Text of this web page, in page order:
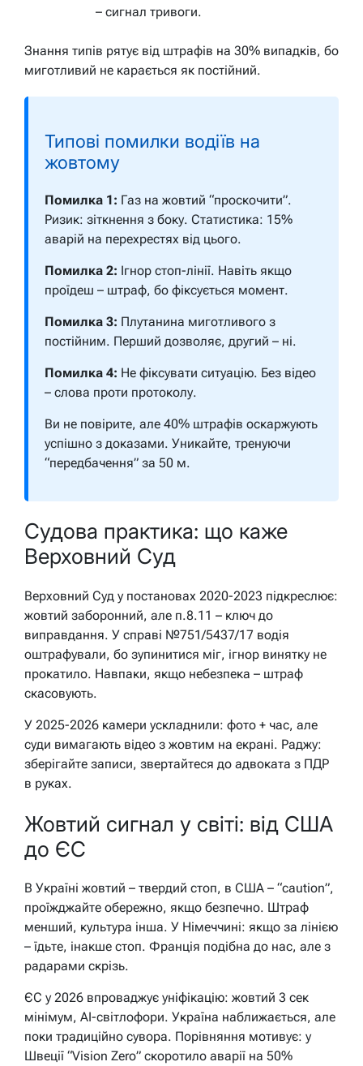
– сигнал тривоги.
Знання типів рятує від штрафів на 30% випадків, бо
миготливий не карається як постійний.
Типові помилки водіїв на
жовтому
Помилка 1: Газ на жовтий “проскочити”.
Ризик: зіткнення з боку. Статистика: 15%
аварій на перехрестях від цього.
Помилка 2: Ігнор стоп-лінії. Навіть якщо
проїдеш – штраф, бо фіксується момент.
Помилка 3: Плутанина миготливого з
постійним. Перший дозволяє, другий – ні.
Помилка 4: Не фіксувати ситуацію. Без відео
– слова проти протоколу.
Ви не повірите, але 40% штрафів оскаржують
успішно з доказами. Уникайте, тренуючи
“передбачення” за 50 м.
Судова практика: що каже
Верховний Суд
Верховний Суд у постановах 2020-2023 підкреслює:
жовтий заборонний, але п.8.11 – ключ до
виправдання. У справі №751/5437/17 водія
оштрафували, бо зупинитися міг, ігнор винятку не
прокатило. Навпаки, якщо небезпека – штраф
скасовують.
У 2025-2026 камери ускладнили: фото + час, але
суди вимагають відео з жовтим на екрані. Раджу:
зберігайте записи, звертайтеся до адвоката з ПДР
в руках.
Жовтий сигнал у світі: від США
до ЄС
В Україні жовтий – твердий стоп, в США – “caution”,
проїжджайте обережно, якщо безпечно. Штраф
менший, культура інша. У Німеччині: якщо за лінією
– їдьте, інакше стоп. Франція подібна до нас, але з
радарами скрізь.
ЄС у 2026 впроваджує уніфікацію: жовтий 3 сек
мінімум, AI-світлофори. Україна наближається, але
поки традиційно сувора. Порівняння мотивує: у
Швеції “Vision Zero” скоротило аварії на 50%